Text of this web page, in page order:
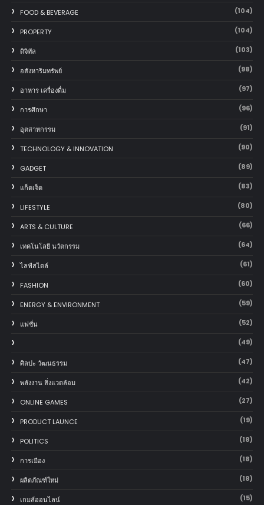
FOOD & BEVERAGE (104)
PROPERTY (104)
ดิจิทัล (103)
อสังหาริมทรัพย์ (98)
อาหาร เครื่องดื่ม (97)
การศึกษา (96)
อุตสาหกรรม (91)
TECHNOLOGY & INNOVATION (90)
GADGET (89)
แก็ตเจ็ต (83)
LIFESTYLE (80)
ARTS & CULTURE (66)
เทคโนโลยี นวัตกรรม (64)
ไลฟ์สไตล์ (61)
FASHION (60)
ENERGY & ENVIRONMENT (59)
แฟชั่น (52)
(49)
ศิลปะ วัฒนธรรม (47)
พลังงาน สิ่งแวดล้อม (42)
ONLINE GAMES (27)
PRODUCT LAUNCE (19)
POLITICS (18)
การเมือง (18)
ผลิตภัณฑ์ใหม่ (18)
เกมส์ออนไลน์ (15)